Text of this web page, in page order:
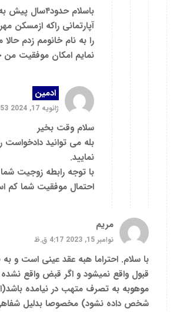
باسلام
آپارتمانی راکه ازمسکن
را به نام خانومم زدم حالا
نمایم امکان موفقیت
ادمین
ژانویه 17, 2024 4:53 ب.ظ
سلام وقت بخیر
بله می توانید
نمایید.
با توجه رابطه زوجیت
احتمال موفقیت شما کم
مریم
نوامبر 15, 2023 4:17 ق.ظ
با سلام. احتراما هبه عقد عینی است و
قبول واقع نمیشود و اگر قبض واقع
موهوبه به تصرف متهب در نیامده
شخص داده نشود) مخصوصا بدلیل